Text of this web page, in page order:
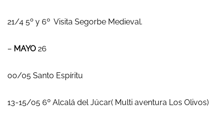
21/4 5º y 6º Visita Segorbe Medieval.
– MAYO 26
00/05 Santo Espíritu
13-15/05 6º Alcalá del Júcar( Multi aventura Los Olivos)